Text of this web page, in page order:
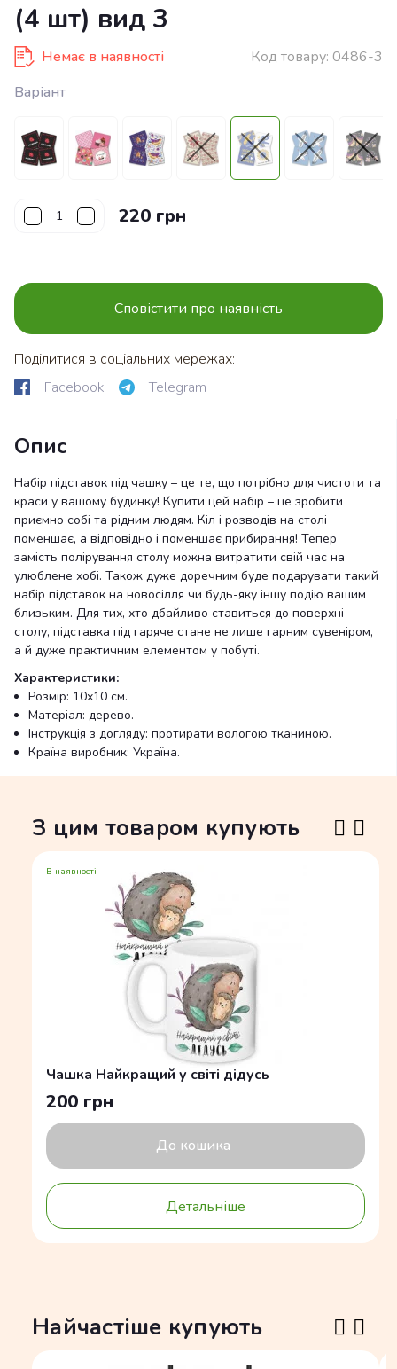
(4 шт) вид 3
Немає в наявності Код товару: 0486-3
Варіант
220 грн
Сповістити про наявність
Поділитися в соціальних мережах:
Facebook
Telegram
Опис
Набір підставок під чашку – це те, що потрібно для чистоти та
краси у вашому будинку! Купити цей набір – це зробити
приємно собі та рідним людям. Кіл і розводів на столі
поменшає, а відповідно і поменшає прибирання! Тепер
замість полірування столу можна витратити свій час на
улюблене хобі. Також дуже доречним буде подарувати такий
набір підставок на новосілля чи будь-яку іншу подію вашим
близьким. Для тих, хто дбайливо ставиться до поверхні
столу, підставка під гаряче стане не лише гарним сувеніром,
а й дуже практичним елементом у побуті.
Характеристики:
Розмір: 10х10 см.
Матеріал: дерево.
Інструкція з догляду: протирати вологою тканиною.
Країна виробник: Україна.
З цим товаром купують
В наявності
Чашка Найкращий у світі дідусь
200 грн
До кошика
Детальніше
Найчастіше купують